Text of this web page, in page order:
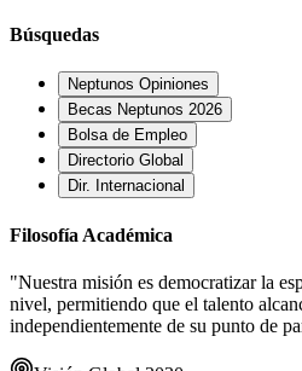
Búsquedas
Neptunos Opiniones
Becas Neptunos 2026
Bolsa de Empleo
Directorio Global
Dir. Internacional
Filosofía Académica
"Nuestra misión es democratizar la
nivel, permitiendo que el talento
independientemente de su punto de